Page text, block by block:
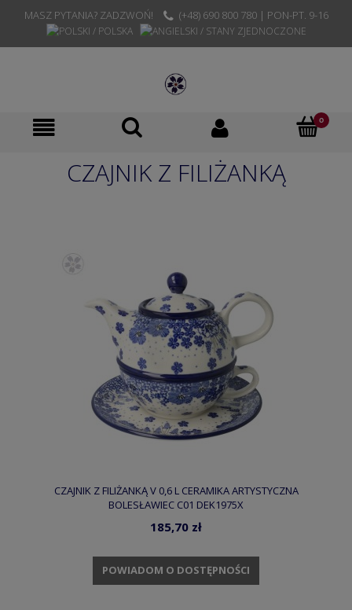
MASZ PYTANIA? ZADZWOŃ! (+48) 690 800 780 | PON-PT. 9-16
CZAJNIK Z FILIŻANKĄ
CZAJNIK Z FILIŻANKĄ V 0,6 L CERAMIKA ARTYSTYCZNA
BOLESŁAWIEC C01 DEK1975X
185,70 zł
POWIADOM O DOSTĘPNOŚCI